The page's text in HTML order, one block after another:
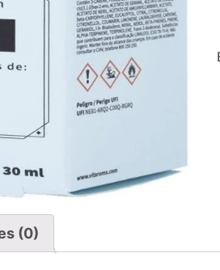
(0)